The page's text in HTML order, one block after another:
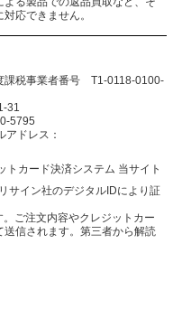
応できません。
課税事業者番号 T1-0118-0100-
31
5795
ドレス：
当サイト
サイン社のデジタルIDにより証
ご注文内容やクレジットカー
送信されます。第三者から解読